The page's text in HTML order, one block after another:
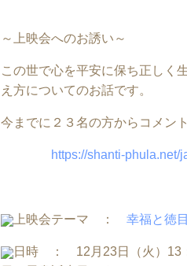
～上映会へのお誘い～
この世で心を平安に保ち正しく
え方についてのお話です。
今までに２３名の方からコメン
https://shanti-phula.net/
上映会テーマ ： 幸福と徳
日時 ： 12月23日（火）13